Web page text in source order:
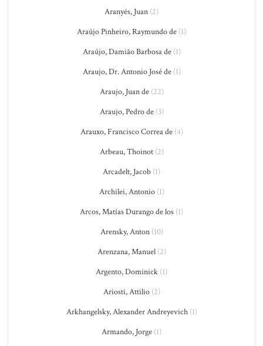
Aranyés, Juan (2)
Araújo Pinheiro, Raymundo de (1)
Araújo, Damião Barbosa de(1)
Araujo, Dr. Antonio José de(1)
Araujo, Juan de(22)
Araujo, Pedro de(3)
Arauxo, Francisco Correa de(4)
Arbeau, Thoinot(2)
Arcadelt, Jacob (1)
Archilei, Antonio(1)
Arcos, Matías Durango de los (1)
Arensky, Anton(10)
Arenzana, Manuel(2)
Argento, Dominick (1)
Ariosti, Attilio(2)
Arkhangelsky, Alexander Andreyevich(1)
Armando, Jorge (1)